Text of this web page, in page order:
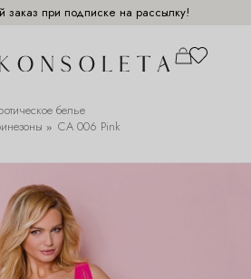
заказ при подписке на рассылку!
белье
CA 006 Pink